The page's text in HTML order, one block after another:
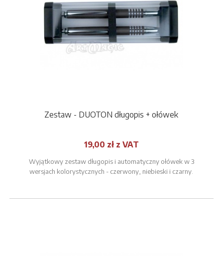
Zestaw - DUOTON długopis + ołówek
19,00 zł z VAT
Wyjątkowy zestaw długopis i automatyczny ołówek w 3
wersjach kolorystycznych - czerwony, niebieski i czarny.